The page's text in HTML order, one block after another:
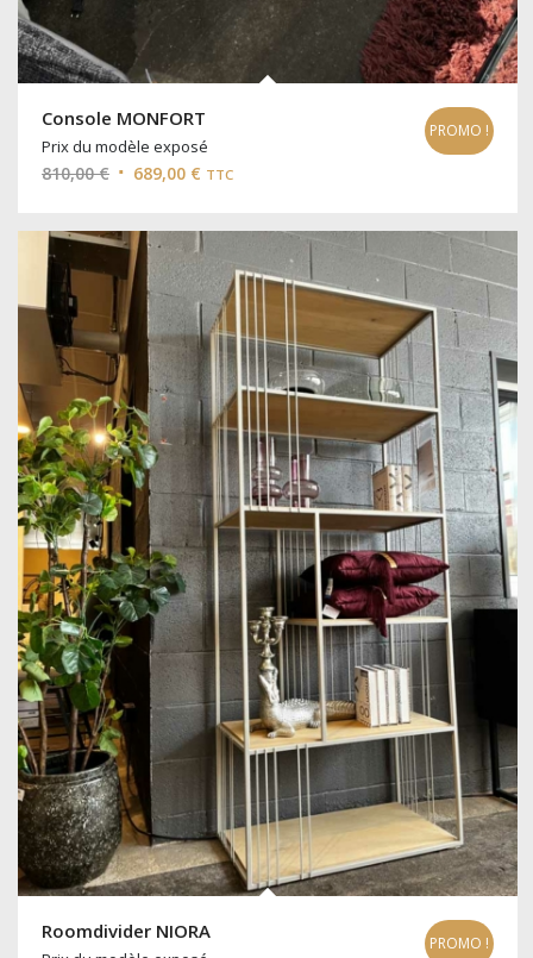
Console MONFORT
Prix du modèle exposé
810,00€ Le
initial
était :
810,00 €.
689,00 € Le
actuel
est :
689,00 €.
TTC
PROMO !
Roomdivider NIORA
PROMO !